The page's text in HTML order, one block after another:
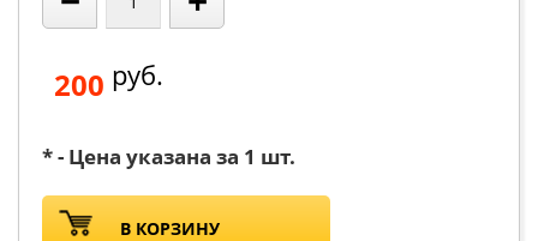
200 руб.
* - Цена указана за 1 шт.
В КОРЗИНУ